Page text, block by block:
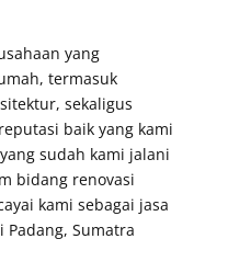
yang
termasuk
sekaligus
baik yang kami
sudah kami jalani
bidang renovasi
kami sebagai jasa
Sumatra